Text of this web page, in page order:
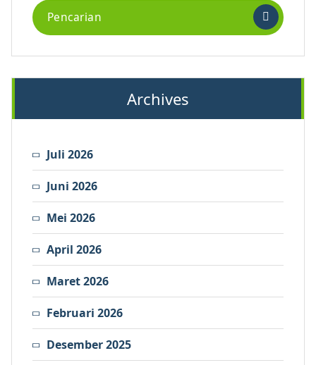
Archives
Juli 2026
Juni 2026
Mei 2026
April 2026
Maret 2026
Februari 2026
Desember 2025